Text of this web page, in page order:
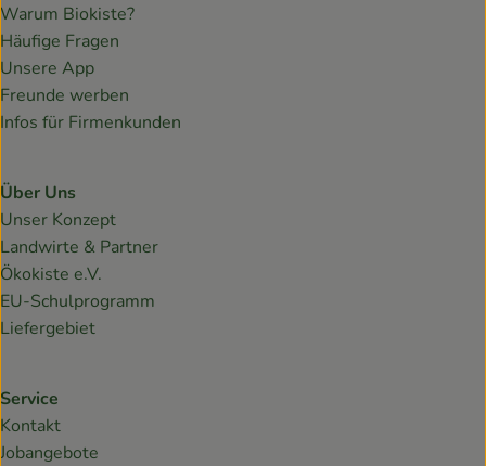
Warum Biokiste?
Häufige Fragen
Unsere App
Freunde werben
Infos für Firmenkunden
Über Uns
Unser Konzept
Landwirte & Partner
Ökokiste e.V.
EU-Schulprogramm
Liefergebiet
Service
Kontakt
Jobangebote